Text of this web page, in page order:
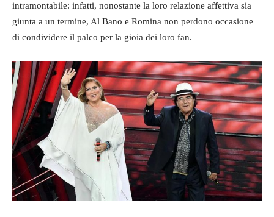
intramontabile: infatti, nonostante la loro relazione affettiva sia
giunta a un termine, Al Bano e Romina non perdono occasione
di condividere il palco per la gioia dei loro fan.